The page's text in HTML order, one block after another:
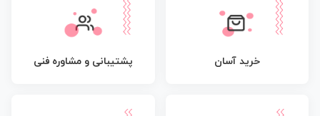
خرید آسان پشتیبانی و مشاوره فنی